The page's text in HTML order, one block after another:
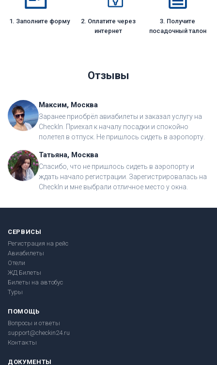
1. Заполните форму
2. Оплатите через
интернет
3. Получите
посадочный талон
Отзывы
Максим, Москва
Заранее приобрёл авиабилеты и заказал услугу на
CheckIn. Приехал к началу посадки и спокойно
полетел в отпуск. Не пришлось сидеть в аэропорту.
Татьяна, Москва
Спасибо, что не пришлось сидеть в аэропорту и
ждать начало регистрации. Зарегистрировалась на
CheckIn и мне выбрали отличное место у окна.
СЕРВИСЫ
Регистрация на рейс
Авиабилеты
Отели
ЖД Билеты
Билеты на автобус
Туры
ПОМОЩЬ
Вопросы и ответы
support@checkin24.ru
Контакты
ДОКУМЕНТЫ